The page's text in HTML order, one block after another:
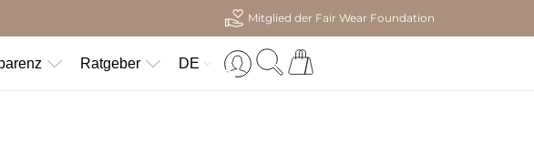
Mitglied der Fair Wear Foundation
Ratgeber DE